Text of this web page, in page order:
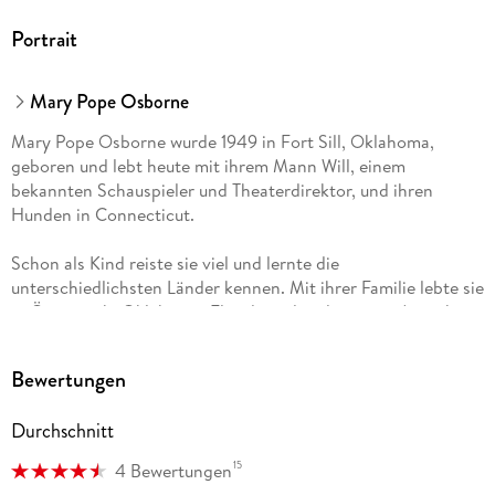
Portrait
Mary Pope Osborne
Mary Pope Osborne wurde 1949 in Fort Sill, Oklahoma,
geboren und lebt heute mit ihrem Mann Will, einem
bekannten Schauspieler und Theaterdirektor, und ihren
Hunden in Connecticut.
Schon als Kind reiste sie viel und lernte die
unterschiedlichsten Länder kennen. Mit ihrer Familie lebte sie
in Österreich, Oklahoma, Florida und anderswo in Amerika.
schreiben und wurde damit außerordentlich erfolgreich. Im
der Authors Guild, der ältesten und etabliertesten
Organisation für Schriftsteller in Amerika, gewählt. Nach vier
Jahren als Präsidentin wechselte sie in den Vorstand, in dem
Bewertungen
Durchschnitt
4 Bewertungen15